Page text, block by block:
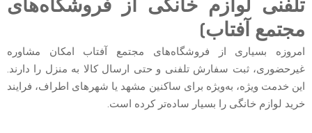
تلفنی لوازم خانگی از فروشگاه‌های
مجتمع آفتاب)
امروزه بسیاری از فروشگاه‌های مجتمع آفتاب امکان مشاوره
غیرحضوری، ثبت سفارش تلفنی و حتی ارسال کالا به منزل را دارند.
این خدمت ویژه، به‌ویژه برای ساکنین مشهد یا شهرهای اطراف، فرایند
خرید لوازم خانگی را بسیار ساده‌تر کرده است.